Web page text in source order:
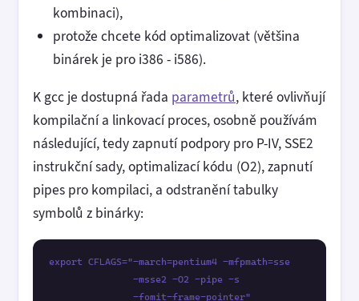
kombinaci),
protože chcete kód optimalizovat (většina
binárek je pro i386 - i586).
K gcc je dostupná řada parametrů, které ovlivňují
kompilační a linkovací proces, osobně používám
následující, tedy zapnutí podpory pro P-IV, SSE2
instrukční sady, optimalizací kódu (O2), zapnutí
pipes pro kompilaci, a odstranění tabulky
symbolů z binárky:
export CFLAGS="-march=pentium4 -mfpmath=sse
               -msse2 -O2 -pipe -s
               -fomit-frame-pointer"